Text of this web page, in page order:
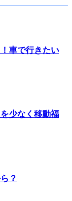
車で行きたい
少なく移動福
？